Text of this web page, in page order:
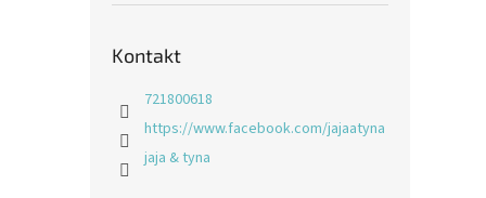
Kontakt
721800618
https://www.facebook.com/jajaatyna
jaja & tyna